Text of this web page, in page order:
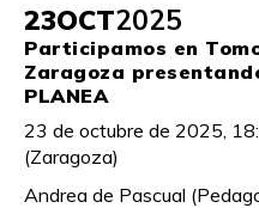
23OCT2025
Participamos en
Zaragoza
PLANEA
23 de octubre de 2025,
(Zaragoza)
Andrea de Pascual